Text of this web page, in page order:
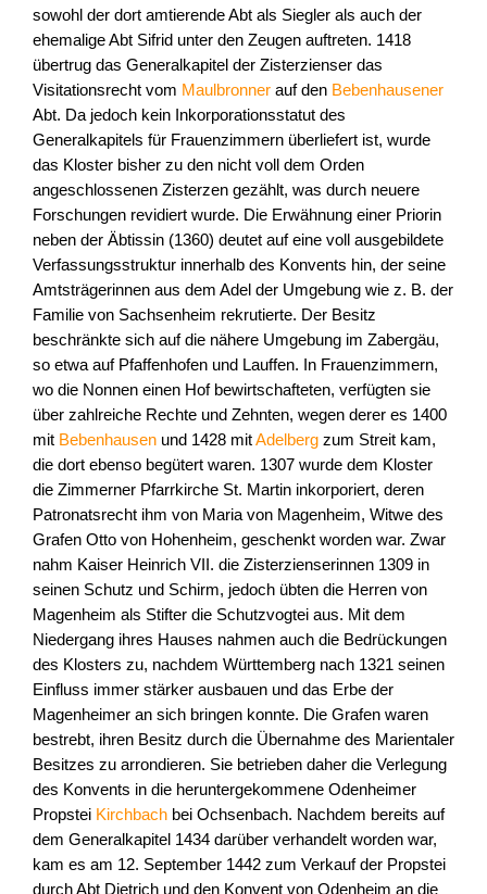
sowohl der dort amtierende Abt als Siegler als auch der
ehemalige Abt Sifrid unter den Zeugen auftreten. 1418
übertrug das Generalkapitel der Zisterzienser das
Visitationsrecht vom Maulbronner auf den Bebenhausener
Abt. Da jedoch kein Inkorporationsstatut des
Generalkapitels für Frauenzimmern überliefert ist, wurde
das Kloster bisher zu den nicht voll dem Orden
angeschlossenen Zisterzen gezählt, was durch neuere
Forschungen revidiert wurde. Die Erwähnung einer Priorin
neben der Äbtissin (1360) deutet auf eine voll ausgebildete
Verfassungsstruktur innerhalb des Konvents hin, der seine
Amtsträgerinnen aus dem Adel der Umgebung wie z. B. der
Familie von Sachsenheim rekrutierte. Der Besitz
beschränkte sich auf die nähere Umgebung im Zabergäu,
so etwa auf Pfaffenhofen und Lauffen. In Frauenzimmern,
wo die Nonnen einen Hof bewirtschafteten, verfügten sie
über zahlreiche Rechte und Zehnten, wegen derer es 1400
mit Bebenhausen und 1428 mitAdelberg zum Streit kam,
die dort ebenso begütert waren. 1307 wurde dem Kloster
die Zimmerner Pfarrkirche St. Martin inkorporiert, deren
Patronatsrecht ihm von Maria von Magenheim, Witwe des
Grafen Otto von Hohenheim, geschenkt worden war. Zwar
nahm Kaiser Heinrich VII. die Zisterzienserinnen 1309 in
seinen Schutz und Schirm, jedoch übten die Herren von
Magenheim als Stifter die Schutzvogtei aus. Mit dem
Niedergang ihres Hauses nahmen auch die Bedrückungen
des Klosters zu, nachdem Württemberg nach 1321 seinen
Einfluss immer stärker ausbauen und das Erbe der
Magenheimer an sich bringen konnte. Die Grafen waren
bestrebt, ihren Besitz durch die Übernahme des Marientaler
Besitzes zu arrondieren. Sie betrieben daher die Verlegung
des Konvents in die heruntergekommene Odenheimer
Propstei Kirchbach bei Ochsenbach. Nachdem bereits auf
dem Generalkapitel 1434 darüber verhandelt worden war,
kam es am 12. September 1442 zum Verkauf der Propstei
durch Abt Dietrich und den Konvent von Odenheim an die